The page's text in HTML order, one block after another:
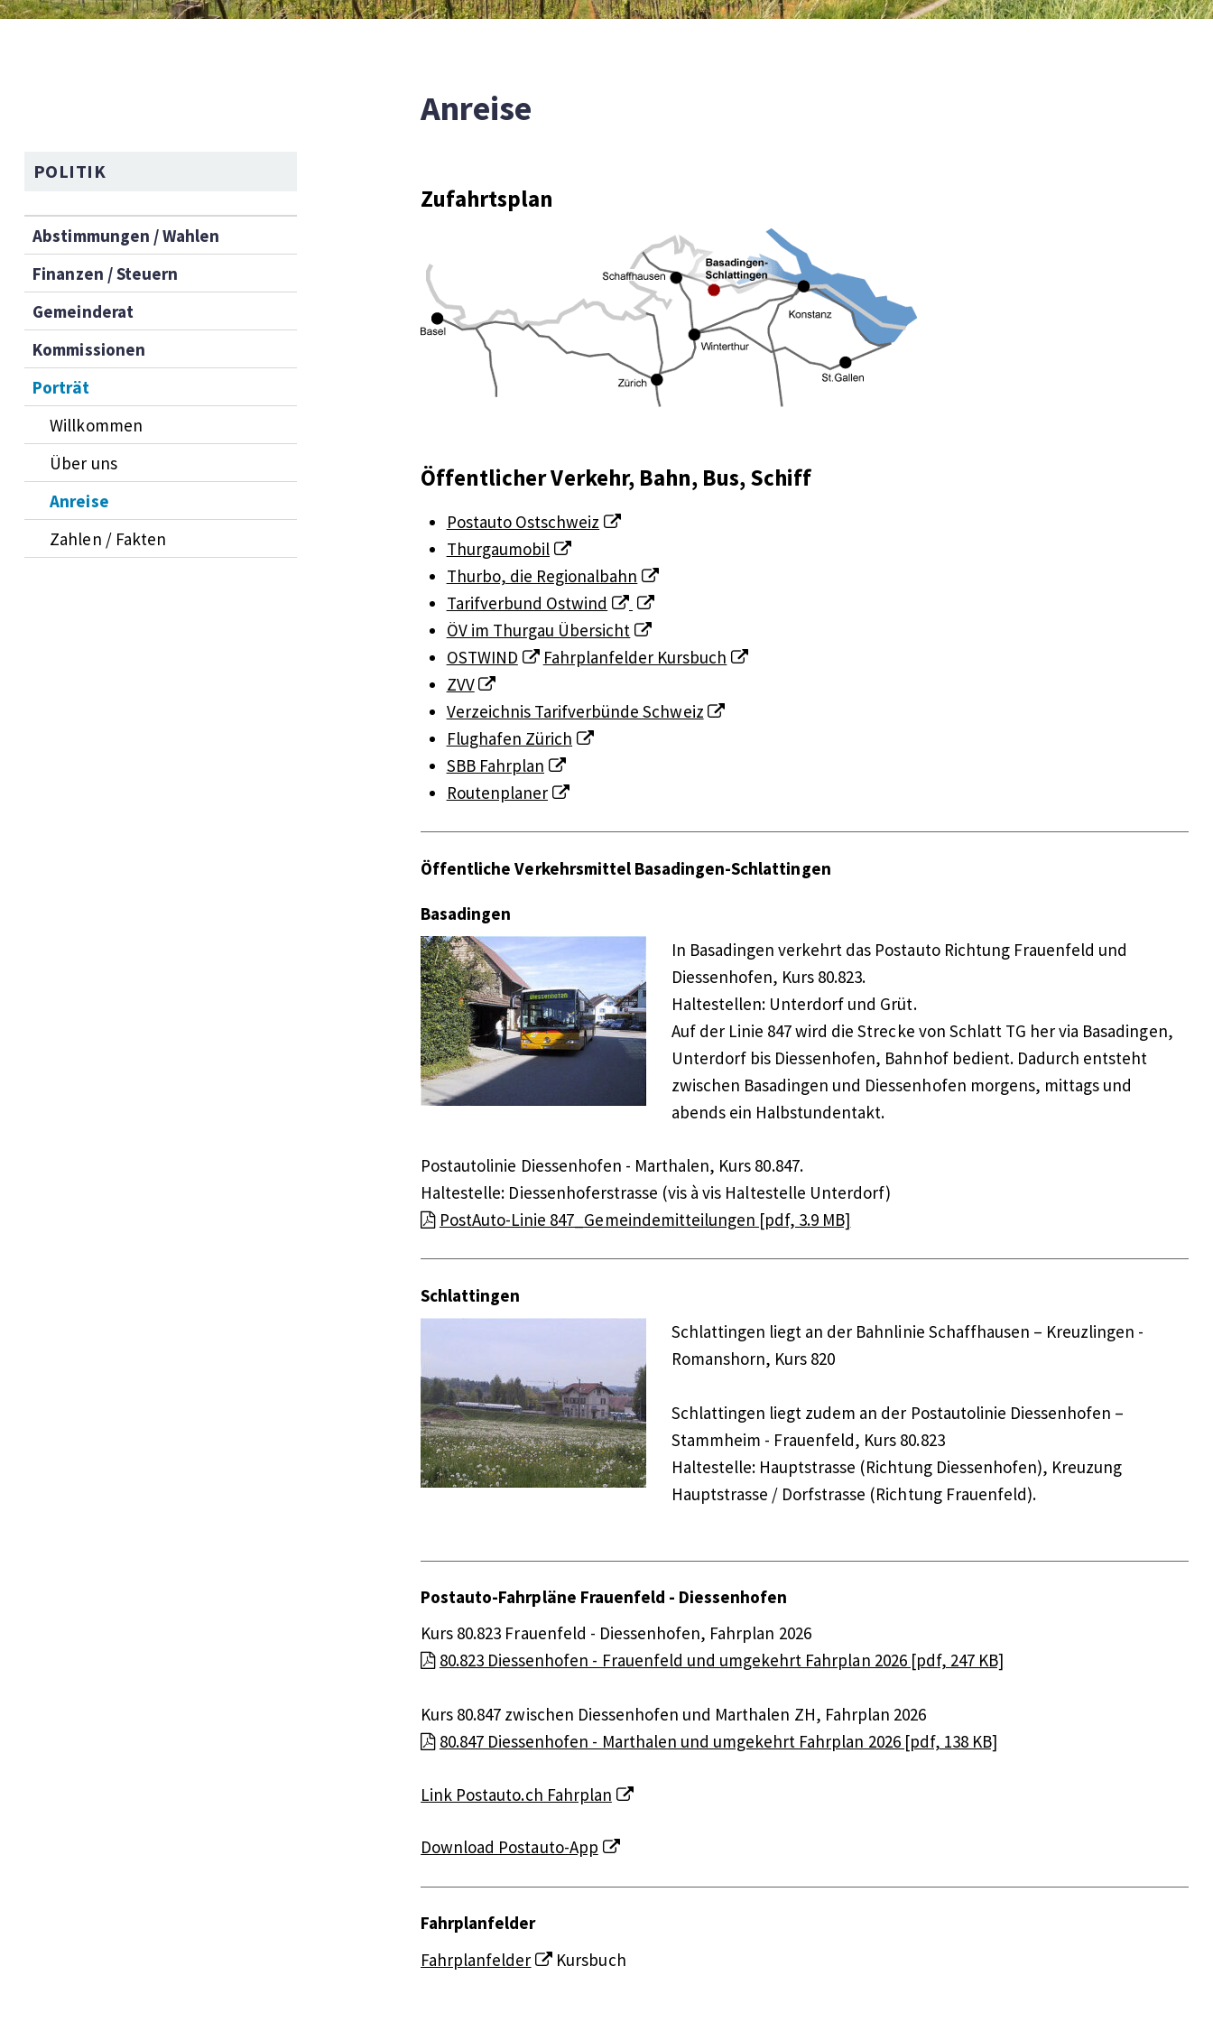
NAVIGATION
POLITIK
Abstimmungen / Wahlen
Finanzen / Steuern
Gemeinderat
Kommissionen
Porträt
Willkommen
Über uns
Anreise
Zahlen / Fakten
Anreise
Zufahrtsplan
Öffentlicher Verkehr, Bahn, Bus, Schiff
Postauto Ostschweiz
Thurgaumobil
Thurbo, die Regionalbahn
Tarifverbund Ostwind
ÖV im Thurgau Übersicht
OSTWIND
Fahrplanfelder Kursbuch
ZVV
Verzeichnis Tarifverbünde Schweiz
Flughafen Zürich
SBB Fahrplan
Routenplaner
Öffentliche Verkehrsmittel Basadingen-Schlattingen
Basadingen
In Basadingen verkehrt das Postauto Richtung Frauenfeld und
Diessenhofen, Kurs 80.823.
Haltestellen: Unterdorf und Grüt.
Auf der Linie 847 wird die Strecke von Schlatt TG her via Basadingen,
Unterdorf bis Diessenhofen, Bahnhof bedient. Dadurch entsteht
zwischen Basadingen und Diessenhofen morgens, mittags und
abends ein Halbstundentakt.
Postautolinie Diessenhofen - Marthalen, Kurs 80.847.
Haltestelle: Diessenhoferstrasse (vis à vis Haltestelle Unterdorf)
PostAuto-Linie 847_Gemeindemitteilungen [pdf, 3.9 MB]
Schlattingen
Schlattingen liegt an der Bahnlinie Schaffhausen – Kreuzlingen -
Romanshorn, Kurs 820
Schlattingen liegt zudem an der Postautolinie Diessenhofen –
Stammheim - Frauenfeld, Kurs 80.823
Haltestelle: Hauptstrasse (Richtung Diessenhofen), Kreuzung
Hauptstrasse / Dorfstrasse (Richtung Frauenfeld).
Postauto-Fahrpläne Frauenfeld - Diessenhofen
Kurs 80.823 Frauenfeld - Diessenhofen, Fahrplan 2026
80.823 Diessenhofen - Frauenfeld und umgekehrt Fahrplan 2026 [pdf, 247 KB]
Kurs 80.847 zwischen Diessenhofen und Marthalen ZH, Fahrplan 2026
80.847 Diessenhofen - Marthalen und umgekehrt Fahrplan 2026 [pdf, 138 KB]
Link Postauto.ch Fahrplan
Download Postauto-App
Fahrplanfelder
Fahrplanfelder
Kursbuch